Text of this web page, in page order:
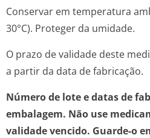
Conservar em temperatura
30°C). Proteger da umidade.
O prazo de validade deste
a partir da data de fabricação.
Número de lote e datas de
embalagem. Não use
validade vencido. Guarde-o